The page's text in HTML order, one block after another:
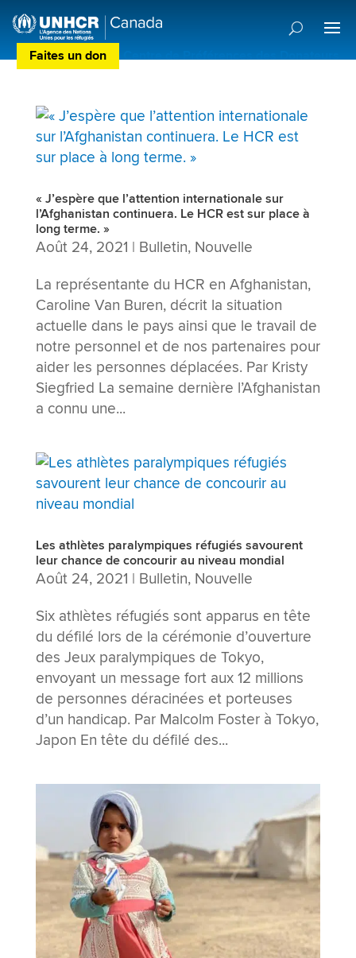
Faites un don Centre de Préférences des Donateurs
« J’espère que l’attention internationale sur
l’Afghanistan continuera. Le HCR est sur place à
long terme. »
Août 24, 2021 | Bulletin, Nouvelle
La représentante du HCR en Afghanistan,
Caroline Van Buren, décrit la situation
actuelle dans le pays ainsi que le travail de
notre personnel et de nos partenaires pour
aider les personnes déplacées. Par Kristy
Siegfried La semaine dernière l’Afghanistan
a connu une...
Les athlètes paralympiques réfugiés savourent
leur chance de concourir au niveau mondial
Août 24, 2021 | Bulletin, Nouvelle
Six athlètes réfugiés sont apparus en tête
du défilé lors de la cérémonie d’ouverture
des Jeux paralympiques de Tokyo,
envoyant un message fort aux 12 millions
de personnes déracinées et porteuses
d’un handicap. Par Malcolm Foster à Tokyo,
Japon En tête du défilé des...